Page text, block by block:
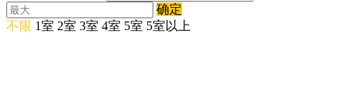
确定
不限 1室 2室 3室 4室 5室 5室以上